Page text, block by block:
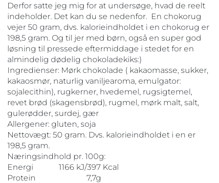
Derfor satte jeg mig for at undersøge, hvad de reelt
indeholder. Det kan du se nedenfor. En chokorug
vejer 50 gram, dvs. kalorieindholdet i en chokorug er
198,5 gram. Og til jer med børn, også en super god
løsning til pressede eftermiddage i stedet for en
almindelig dødelig chokoladekiks:)
Ingredienser: Mørk chokolade ( kakaomasse, sukker,
kakaosmør, naturlig vaniljearoma, emulgator:
sojalecithin), rugkerner, hvedemel, rugsigtemel,
revet brød (skagensbrød), rugmel, mørk malt, salt,
gulerødder, surdej, gær
Allergener: gluten, soja
Nettovægt: 50 gram. Dvs. kalorieindholdet i en er
198,5 gram.
Næringsindhold pr. 100g:
Energi 1166 kJ/397 Kcal
Protein 7,7g